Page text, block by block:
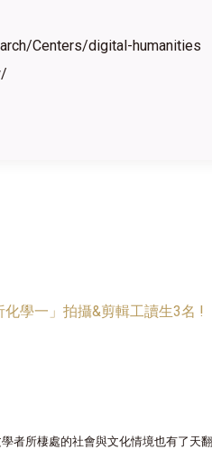
Centers/digital-humanities
化學一」拍攝&剪輯工讀生3名 !
者所棲處的社會與文化情境也有了天翻